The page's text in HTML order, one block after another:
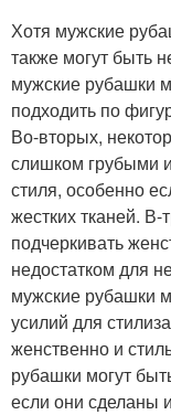
Хотя мужские
также могут быть
мужские рубашки
подходить по
Во-вторых,
слишком грубыми
стиля, особенно
жестких тканей. В-
подчеркивать
недостатком для
мужские рубашки
усилий для
женственно и
рубашки могут
если они сделаны